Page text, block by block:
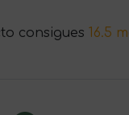
consigues 16.5